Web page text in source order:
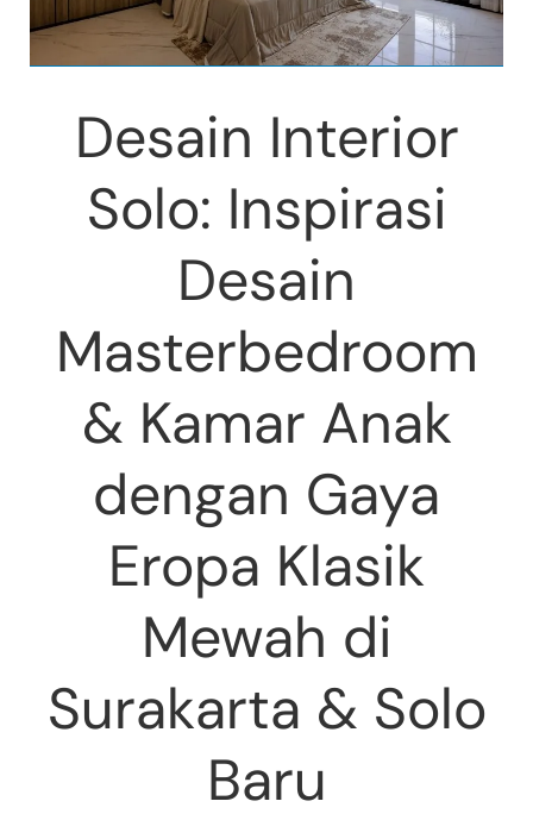
Desain Interior
Solo: Inspirasi
Desain
Masterbedroom
& Kamar Anak
dengan Gaya
Eropa Klasik
Mewah di
Surakarta & Solo
Baru